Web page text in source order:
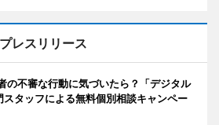
プレスリリース
の不審な行動に気づいたら？「デジタル
スタッフによる無料個別相談キャンペー